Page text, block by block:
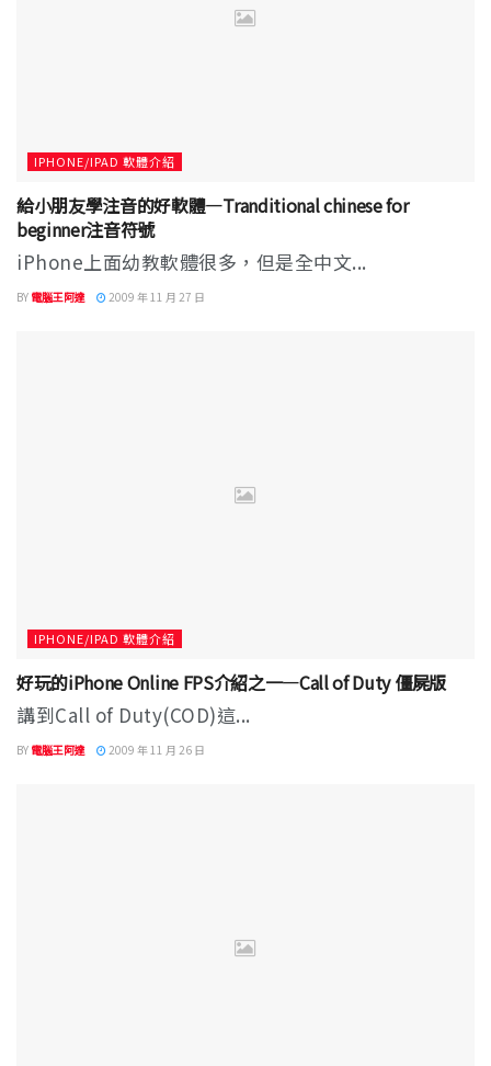
IPHONE/IPAD 軟體介紹
給小朋友學注音的好軟體—Tranditional chinese for
beginner注音符號
iPhone上面幼教軟體很多，但是全中文...
BY 電腦王阿達 2009 年 11 月 27 日
IPHONE/IPAD 軟體介紹
好玩的iPhone Online FPS介紹之一—Call of Duty 僵屍版
講到Call of Duty(COD)這...
BY 電腦王阿達 2009 年 11 月 26 日